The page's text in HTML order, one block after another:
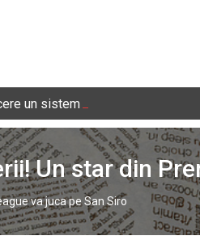
un sistem național de
Un star din
va juca pe San Siro